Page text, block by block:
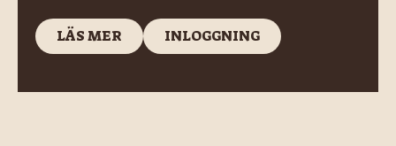
LÄS MER
LÄS MER
INLOGGNING
INLOGGNING